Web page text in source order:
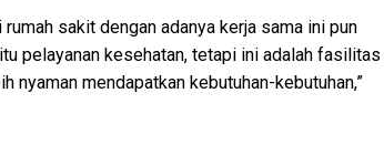
sakit dengan adanya kerja sama ini pun
pelayanan kesehatan, tetapi ini adalah fasilitas
nyaman mendapatkan kebutuhan-kebutuhan,”